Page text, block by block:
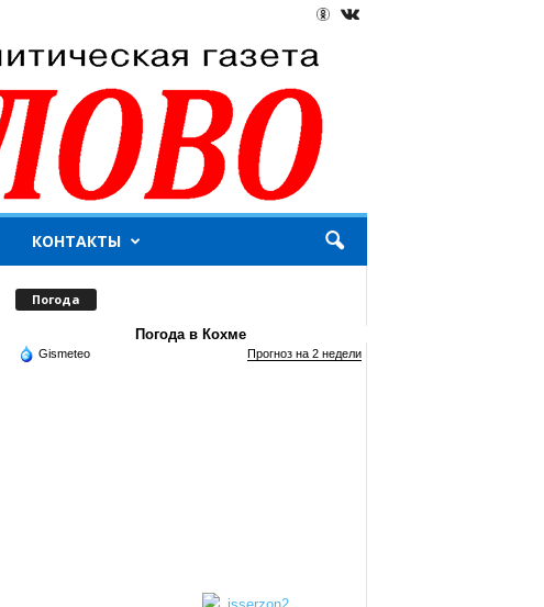
КОНТАКТЫ
Погода
Погода в Кохме
Gismeteo Прогноз на 2 недели